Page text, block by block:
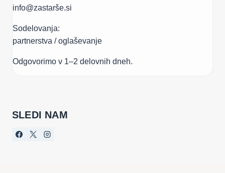
info@zastarše.si
Sodelovanja:
partnerstva / oglaševanje
Odgovorimo v 1–2 delovnih dneh.
SLEDI NAM